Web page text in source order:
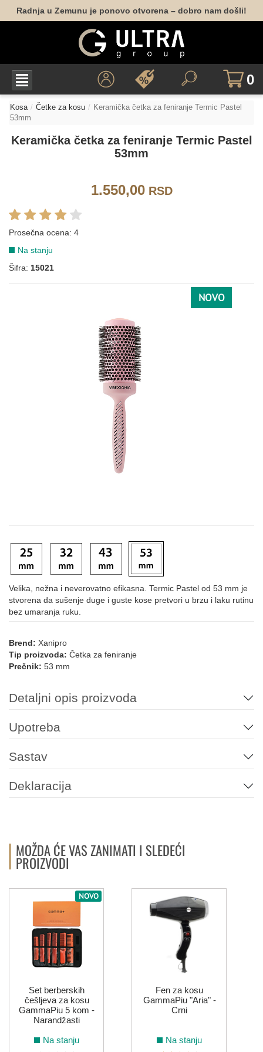
Radnja u Zemunu je ponovo otvorena – dobro nam došli!
0
Kosa Četke za kosu
Keramička četka za feniranje Termic Pastel
53mm
Keramička četka za feniranje Termic Pastel
53mm
1.550,00RSD
Prosečna ocena: 4
Na stanju
Šifra: 15021
NOVO
Velika, nežna i neverovatno efikasna. Termic Pastel od 53 mm je
stvorena da sušenje duge i guste kose pretvori u brzu i laku rutinu
bez umaranja ruku.
Brend: Xanipro
Tip proizvoda: Četka za feniranje
Prečnik: 53 mm
Detaljni opis proizvoda
Upotreba
Sastav
Deklaracija
MOŽDA ĆE VAS ZANIMATI I SLEDEĆI
PROIZVODI
NOVO
Set berberskih
češljeva za kosu
GammaPiu 5 kom -
Narandžasti
Na stanju
Fen za kosu
GammaPiu "Aria" -
Crni
Na stanju